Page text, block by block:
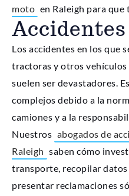
moto en Raleigh para que
Los accidentes en los que
tractoras y otros vehículos
suelen ser devastadores.
complejos debido a la
camiones y a la
Nuestros abogados de
Raleigh saben cómo
transporte, recopilar datos
presentar reclamaciones